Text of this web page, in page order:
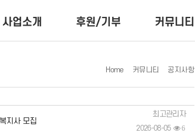
사업소개 후원/기부 커뮤니티
Home 커뮤니티 공지사항
지사 모집
최고관리자
2026-08-05 6